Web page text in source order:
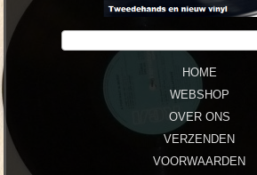
HOME
WEBSHOP
OVER ONS
VERZENDEN
VOORWAARDEN